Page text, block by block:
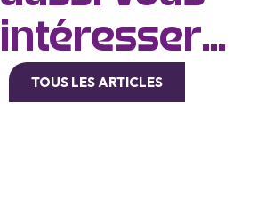
intéresser...
TOUS LES ARTICLES